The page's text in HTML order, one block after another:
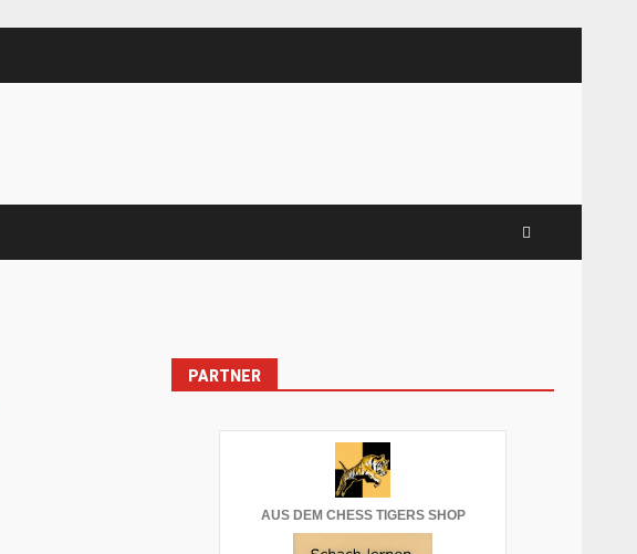
PARTNER
AUS DEM CHESS TIGERS SHOP